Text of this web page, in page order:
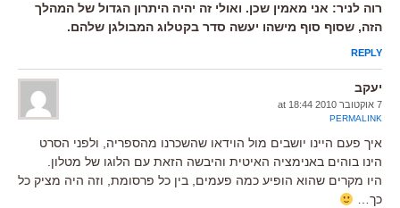
רוה לניר: אני מאמין שכן. ואולי זה יהיה היתרון הגדול של המהלך
הזה, שסוף סוף מישהו יעשה סדר בקטלוג המבולגן שלהם.
REPLY
יעקב
7 אוקטובר 2010 at 18:44
PERMALINK
איך פעם היינו יושבים מול הוידאו שהשכרנו מהספריה, ולפני הסרט
הינו בוהים באנימציה האיטית והיבשה הזאת עם הלוגו של מטלון.
היו מקרים שהוא הופיע כמה פעמים, בין כל פרסומת, וזה היה מציק כל
כך…